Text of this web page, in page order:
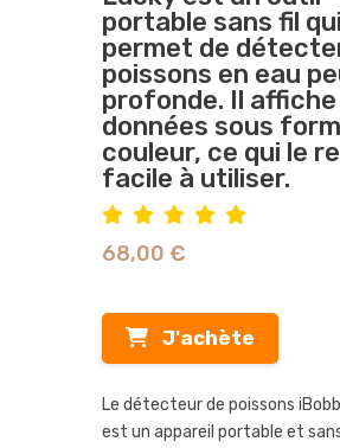
portable sans fil qui
permet de
poissons en eau
profonde. Il affiche
données sous
couleur, ce qui le
facile à utiliser.
68,00 €
J'achète
Le détecteur de poissons
est un appareil portable et